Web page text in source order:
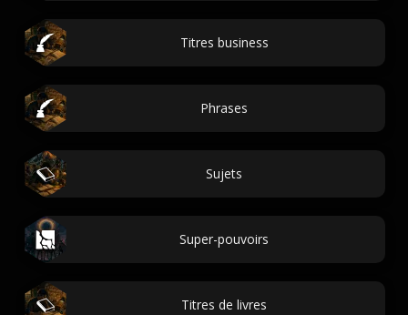
Titres business
Phrases
Sujets
Super-pouvoirs
Titres de livres